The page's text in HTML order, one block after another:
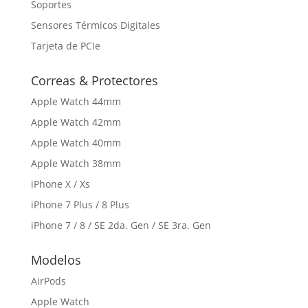
Soportes
Sensores Térmicos Digitales
Tarjeta de PCIe
Correas & Protectores
Apple Watch 44mm
Apple Watch 42mm
Apple Watch 40mm
Apple Watch 38mm
iPhone X / Xs
iPhone 7 Plus / 8 Plus
iPhone 7 / 8 / SE 2da. Gen / SE 3ra. Gen
Modelos
AirPods
Apple Watch